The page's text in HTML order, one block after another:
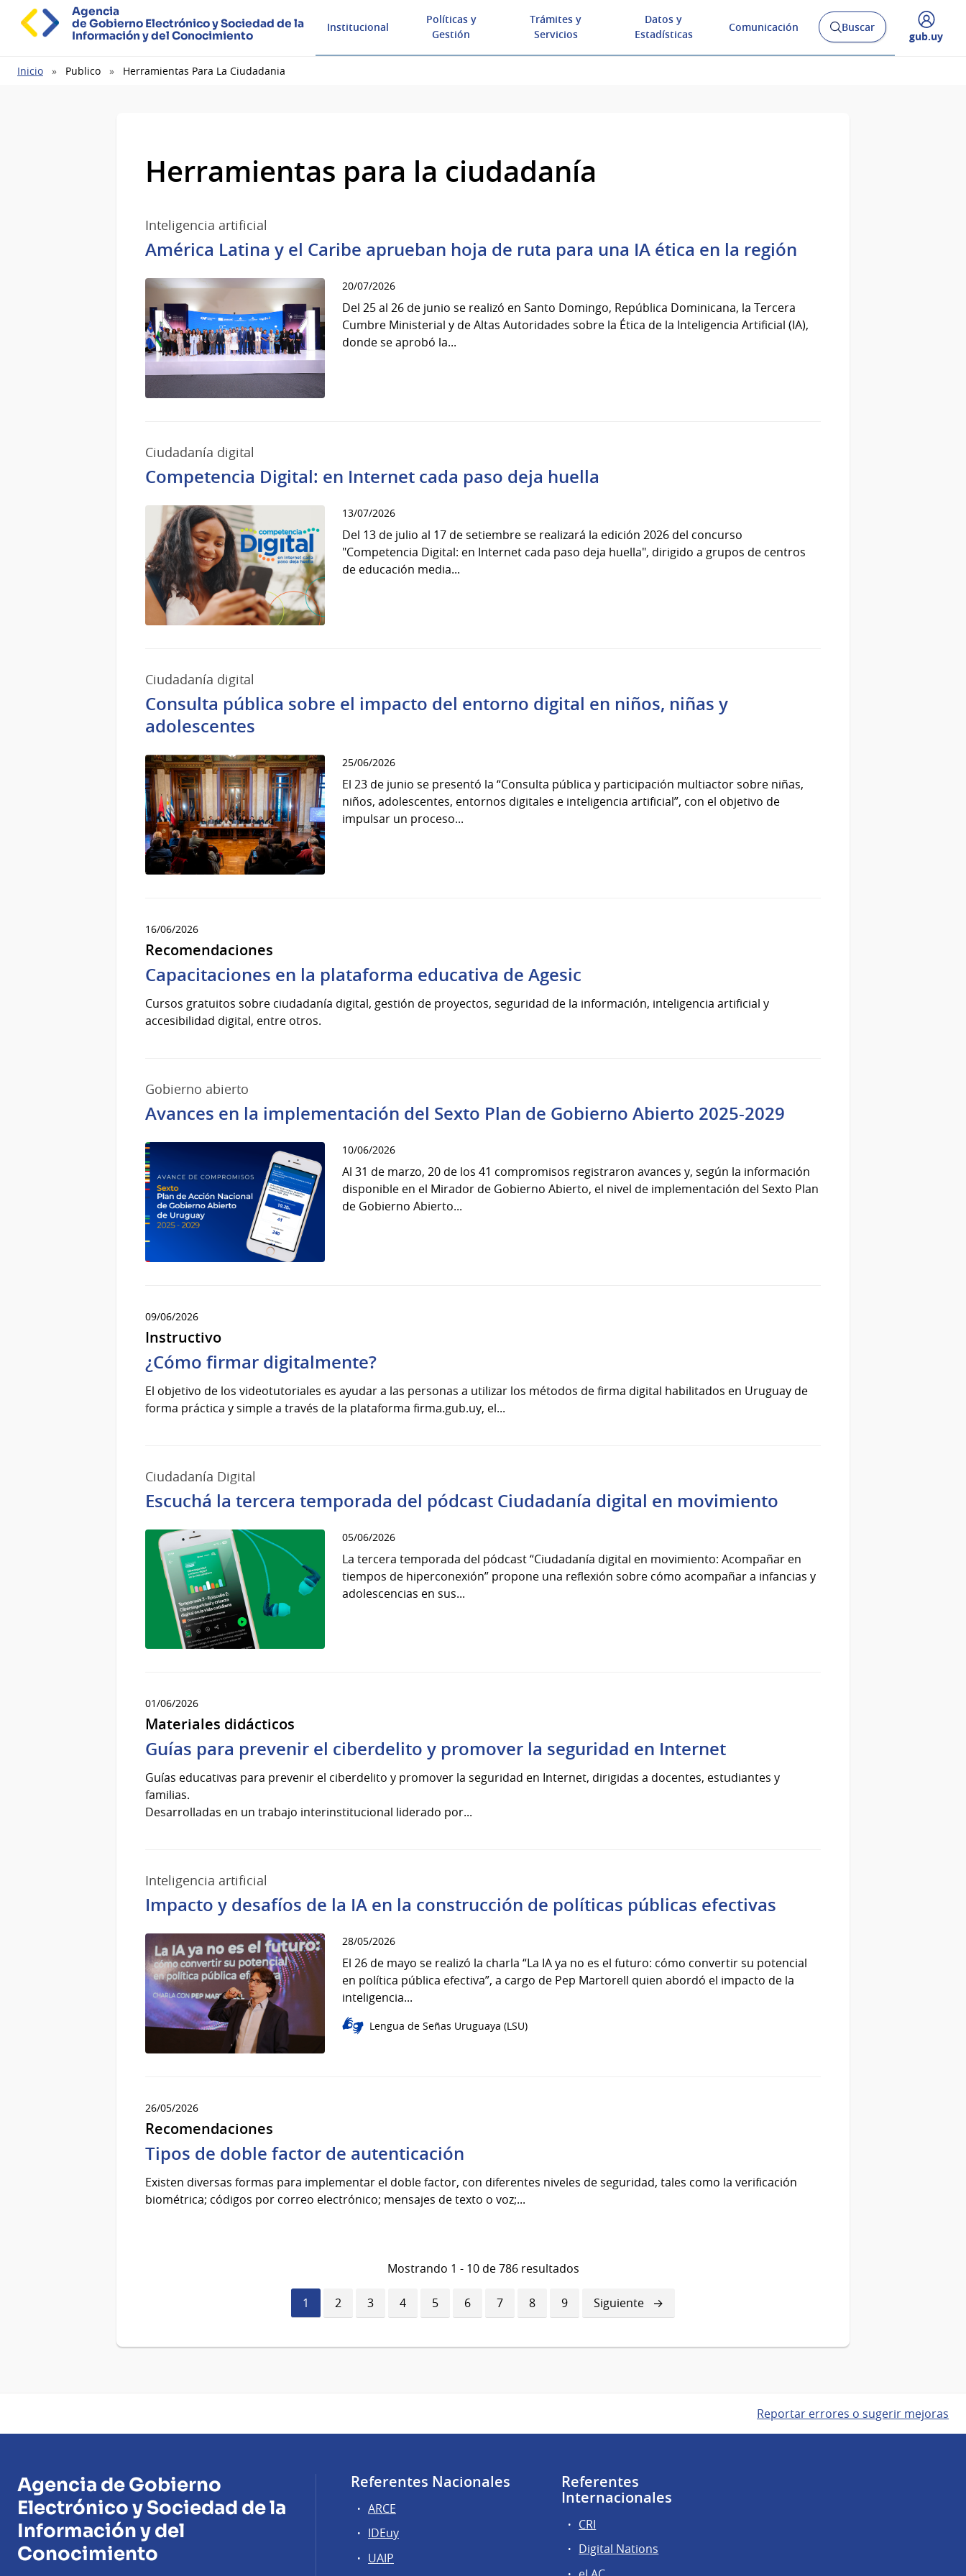
Agencia
de Gobierno Electrónico y Sociedad de la
Información y del Conocimiento
Institucional
Políticas y
Gestión
Trámites y
Servicios
Datos y
Estadísticas
Comunicación
AbrirBuscar
Desplegar
gub.uy
Ruta
Inicio Publico Herramientas Para La Ciudadania
Herramientas para la ciudadanía
Inteligencia artificial
América Latina y el Caribe aprueban hoja de ruta para una IA ética en la región
20/07/2026
Del 25 al 26 de junio se realizó en Santo Domingo, República Dominicana, la Tercera
Cumbre Ministerial y de Altas Autoridades sobre la Ética de la Inteligencia Artificial (IA),
donde se aprobó la...
Ciudadanía digital
Competencia Digital: en Internet cada paso deja huella
13/07/2026
Del 13 de julio al 17 de setiembre se realizará la edición 2026 del concurso
"Competencia Digital: en Internet cada paso deja huella", dirigido a grupos de centros
de educación media...
Ciudadanía digital
Consulta pública sobre el impacto del entorno digital en niños, niñas y
adolescentes
25/06/2026
El 23 de junio se presentó la “Consulta pública y participación multiactor sobre niñas,
niños, adolescentes, entornos digitales e inteligencia artificial”, con el objetivo de
impulsar un proceso...
16/06/2026
Recomendaciones
Capacitaciones en la plataforma educativa de Agesic
Cursos gratuitos sobre ciudadanía digital, gestión de proyectos, seguridad de la información, inteligencia artificial y
accesibilidad digital, entre otros.
Gobierno abierto
Avances en la implementación del Sexto Plan de Gobierno Abierto 2025-2029
10/06/2026
Al 31 de marzo, 20 de los 41 compromisos registraron avances y, según la información
disponible en el Mirador de Gobierno Abierto, el nivel de implementación del Sexto Plan
de Gobierno Abierto...
09/06/2026
Instructivo
¿Cómo firmar digitalmente?
El objetivo de los videotutoriales es ayudar a las personas a utilizar los métodos de firma digital habilitados en Uruguay de
forma práctica y simple a través de la plataforma firma.gub.uy, el...
Ciudadanía Digital
Escuchá la tercera temporada del pódcast Ciudadanía digital en movimiento
05/06/2026
La tercera temporada del pódcast “Ciudadanía digital en movimiento: Acompañar en
tiempos de hiperconexión” propone una reflexión sobre cómo acompañar a infancias y
adolescencias en sus...
01/06/2026
Materiales didácticos
Guías para prevenir el ciberdelito y promover la seguridad en Internet
Guías educativas para prevenir el ciberdelito y promover la seguridad en Internet, dirigidas a docentes, estudiantes y
familias.
Desarrolladas en un trabajo interinstitucional liderado por...
Inteligencia artificial
Impacto y desafíos de la IA en la construcción de políticas públicas efectivas
28/05/2026
El 26 de mayo se realizó la charla “La IA ya no es el futuro: cómo convertir su potencial
en política pública efectiva”, a cargo de Pep Martorell quien abordó el impacto de la
inteligencia...
Lengua de Señas Uruguaya (LSU)
26/05/2026
Recomendaciones
Tipos de doble factor de autenticación
Existen diversas formas para implementar el doble factor, con diferentes niveles de seguridad, tales como la verificación
biométrica; códigos por correo electrónico; mensajes de texto o voz;...
Mostrando 1 - 10 de 786 resultados
Página
actual
1 Página
2 Página
3 Página
4 Página
5 Página
6 Página
7 Página
8 Página
9
Siguiente
página
Siguiente
Reportar errores o sugerir mejoras
Agencia de Gobierno
Electrónico y Sociedad de la
Información y del
Conocimiento
Referentes Nacionales
ARCE
IDEuy
UAIP
Referentes
Internacionales
CRI
Digital Nations